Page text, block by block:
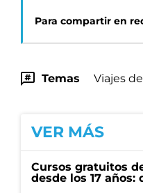
Para compartir en
Temas Viajes
VER MÁS
Cursos gratuitos
desde los 17 años: